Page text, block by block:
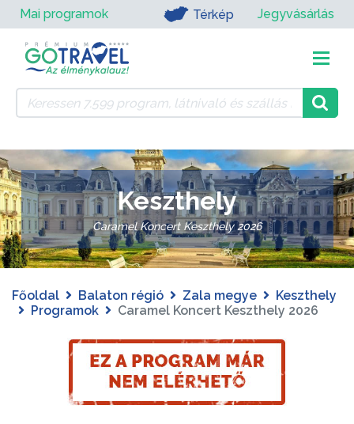
Mai programok Térkép Jegyvásárlás
Keszthely
Caramel Koncert Keszthely 2026
Főoldal Balaton régió Zala megye
Keszthely
Programok
Caramel Koncert Keszthely 2026